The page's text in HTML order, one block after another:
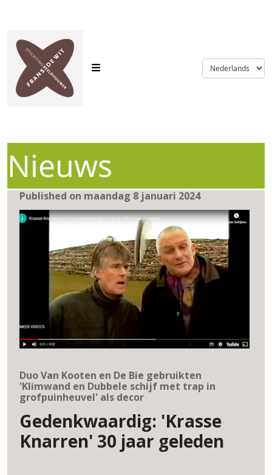
language
Nieuws
Published on maandag 8 januari 2024
Duo Van Kooten en De Bie gebruikten
'Klimwand en Dubbele schijf met trap in
grofpuinheuvel' als decor
Gedenkwaardig: 'Krasse
Knarren' 30 jaar geleden